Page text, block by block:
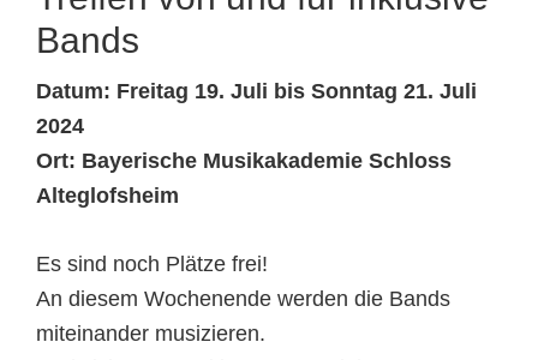
Bands
Datum: Freitag 19. Juli bis Sonntag 21. Juli
2024
Ort: Bayerische Musikakademie Schloss
Alteglofsheim
Es sind noch Plätze frei!
An diesem Wochenende werden die Bands
miteinander musizieren.